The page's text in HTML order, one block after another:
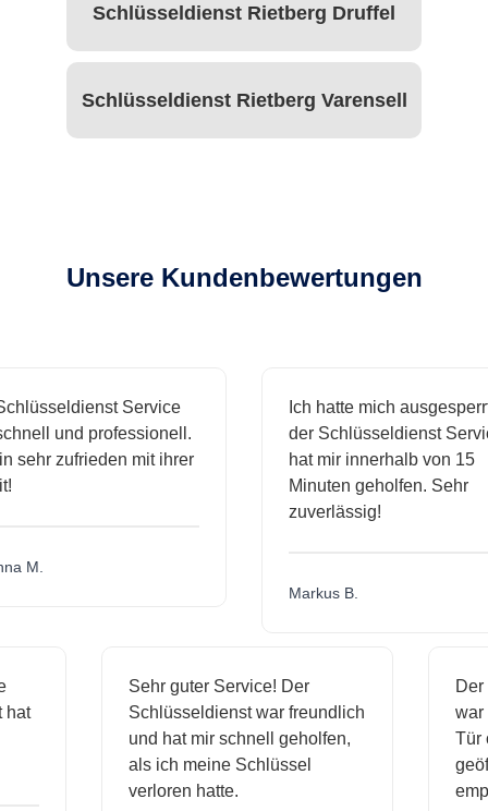
Schlüsseldienst Rietberg Druffel
Schlüsseldienst Rietberg Varensell
Unsere Kundenbewertungen
Service
und professionell.
zufrieden mit ihrer
M.
Ich hatte mich ausgesperrt
der Schlüsseldienst
hat mir innerhalb von 15
Minuten geholfen. Sehr
zuverlässig!
Markus B.
hat
Sehr guter Service! Der
Schlüsseldienst war freundlich
und hat mir schnell geholfen,
als ich meine Schlüssel
verloren hatte.